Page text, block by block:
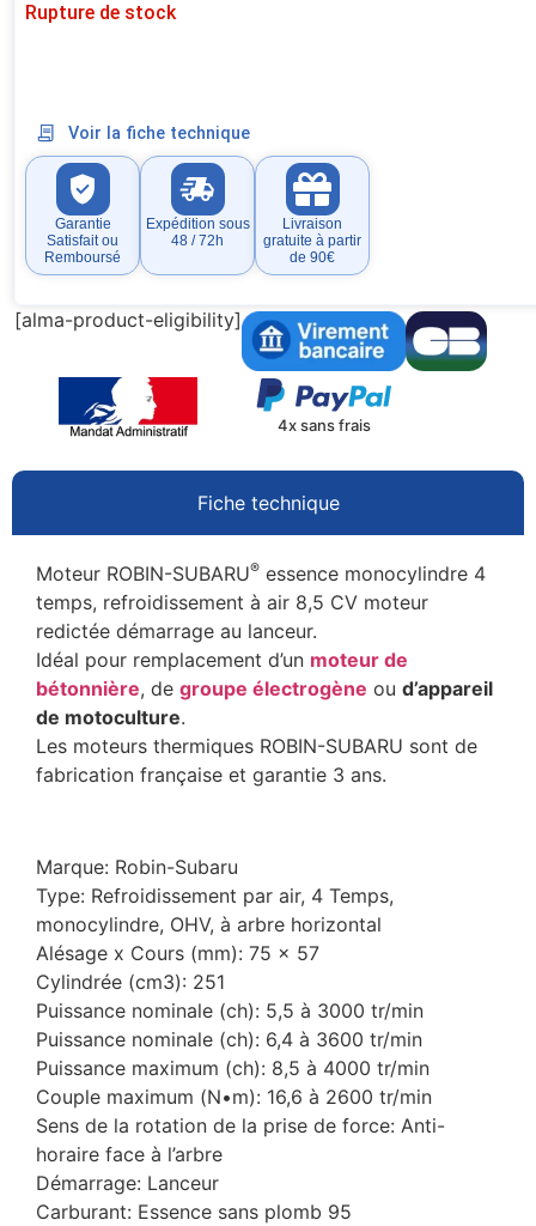
Rupture de stock
Voir la fiche technique
Garantie
Satisfait ou
Remboursé
Expédition sous
48 / 72h
Livraison
gratuite à partir
de 90€
[alma-product-eligibility]
4x sans frais
Fiche technique
Moteur ROBIN-SUBARU® essence monocylindre 4
temps, refroidissement à air 8,5 CV moteur
redictée démarrage au lanceur.
Idéal pour remplacement d’un moteur de
bétonnière, de groupe électrogène ou d’appareil
de motoculture.
Les moteurs thermiques ROBIN-SUBARU sont de
fabrication française et garantie 3 ans.
Marque: Robin-Subaru
Type: Refroidissement par air, 4 Temps,
monocylindre, OHV, à arbre horizontal
Alésage x Cours (mm): 75 x 57
Cylindrée (cm3): 251
Puissance nominale (ch): 5,5 à 3000 tr/min
Puissance nominale (ch): 6,4 à 3600 tr/min
Puissance maximum (ch): 8,5 à 4000 tr/min
Couple maximum (N•m): 16,6 à 2600 tr/min
Sens de la rotation de la prise de force: Anti-
horaire face à l’arbre
Démarrage: Lanceur
Carburant: Essence sans plomb 95